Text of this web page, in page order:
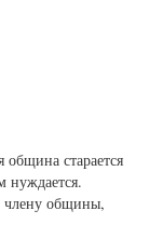
община старается
нуждается.
члену общины,